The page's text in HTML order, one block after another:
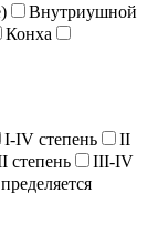
Внутриушной
Конха
I-IV степень
II
степень
III-IV